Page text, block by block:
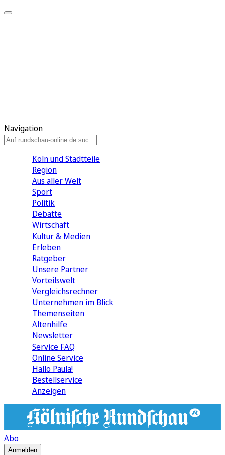
Navigation
Köln und Stadtteile
Region
Aus aller Welt
Sport
Politik
Debatte
Wirtschaft
Kultur & Medien
Erleben
Ratgeber
Unsere Partner
Vorteilswelt
Vergleichsrechner
Unternehmen im Blick
Themenseiten
Altenhilfe
Newsletter
Service FAQ
Online Service
Hallo Paula!
Bestellservice
Anzeigen
Abo
Anmelden